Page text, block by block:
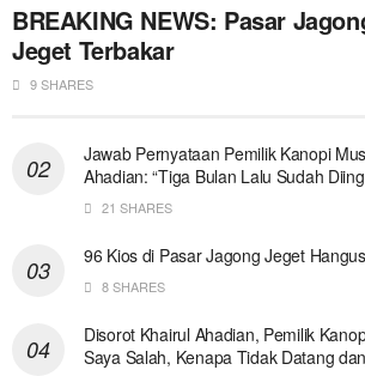
BREAKING NEWS: Pasar
Jeget Terbakar
9 SHARES
Jawab Pernyataan Pemilik Kanopi
Ahadian: “Tiga Bulan Lalu Sudah
21 SHARES
96 Kios di Pasar Jagong Jeget
8 SHARES
Disorot Khairul Ahadian, Pemilik
Saya Salah, Kenapa Tidak Datang